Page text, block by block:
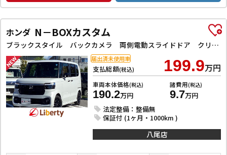
ホンダ N－BOXカスタム
ブラックスタイル バックカメラ 両側電動スライドドア クリアランスソナー オートクルーズコントロール レーンアシスト 衝突被害軽減システム オートライト LEDヘッドランプ スマートキー アイドリングストップ
支払総額(税込) 199.9万円
車両本体価格(税込)
190.2万円
諸費用(税込)
9.7万円
法定整備：整備無
保証付 (1ヶ月・1000km )
届出済未使用車
八尾店